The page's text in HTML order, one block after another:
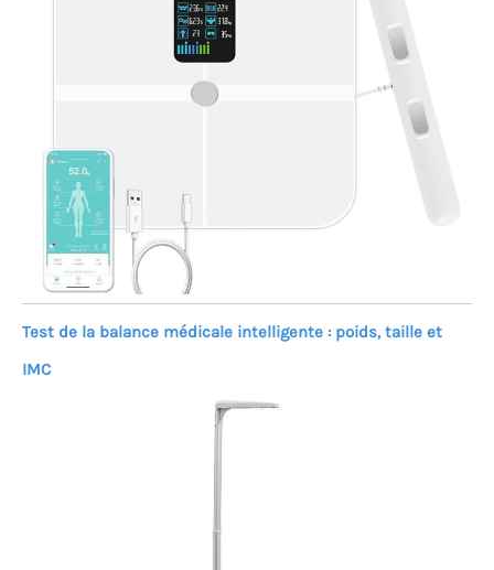
Test de la balance médicale intelligente : poids, taille et
IMC